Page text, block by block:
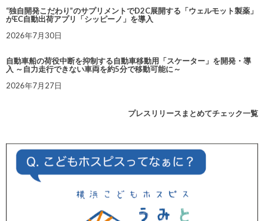
“独自開発こだわり”のサプリメントでD2C展開する「ウェルモット製薬」
がEC自動出荷アプリ「シッピーノ」を導入
2026年7月30日
自動車船の荷役中断を抑制する自動車移動用「スケーター」を開発・導
入 ～自力走行できない車両を約5分で移動可能に～
2026年7月27日
プレスリリースまとめてチェック一覧